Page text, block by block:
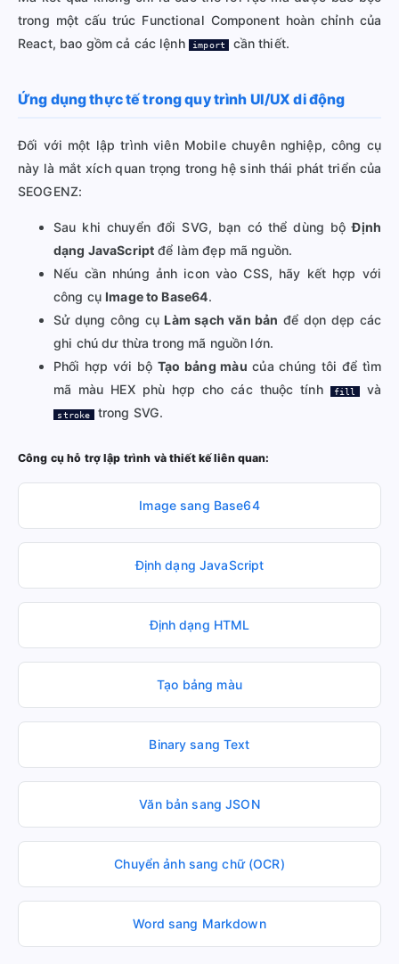
trong một cấu trúc Functional Component hoàn chỉnh của
React, bao gồm cả các lệnh
import cần thiết.
Ứng dụng thực tế trong quy trình UI/UX di động
Đối với một lập trình viên Mobile chuyên nghiệp, công cụ
này là mắt xích quan trọng trong hệ sinh thái phát triển của
SEOGENZ:
Sau khi chuyển đổi SVG, bạn có thể dùng bộĐịnh
dạng JavaScript để làm đẹp mã nguồn.
Nếu cần nhúng ảnh icon vào CSS, hãy kết hợp với
công cụ Image to Base64.
Sử dụng công cụ Làm sạch văn bản để dọn dẹp các
ghi chú dư thừa trong mã nguồn lớn.
Phối hợp với bộTạo bảng màu của chúng tôi để tìm
mã màu HEX phù hợp cho các thuộc tính
fill và
stroke trong SVG.
Công cụ hỗ trợ lập trình và thiết kế liên quan:
Image sang Base64
Định dạng JavaScript
Định dạng HTML
Tạo bảng màu
Binary sang Text
Văn bản sang JSON
Chuyển ảnh sang chữ (OCR)
Word sang Markdown